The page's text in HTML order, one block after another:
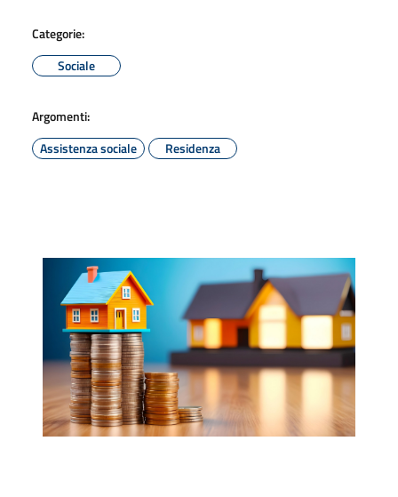
Categorie:
Sociale
Argomenti:
Assistenza sociale
Residenza